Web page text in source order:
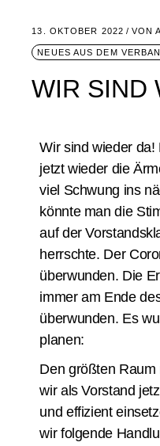
13. OKTOBER 2022 VON
NEUES AUS DEM
WIR SIND
Wir sind wieder da!
jetzt wieder die
viel Schwung ins
könnte man die
auf der
herrschte. Der
überwunden. Die
immer am Ende
überwunden. Es
planen:
Den größten
wir als Vorstand
und effizient
wir folgende